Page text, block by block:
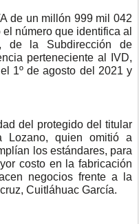
de un millón 999 mil 042
número que identifica al
de la Subdirección de
perteneciente al IVD,
1º de agosto del 2021 y
del protegido del titular
Lozano, quien omitió a
los estándares, para
costo en la fabricación
negocios frente a la
Cuitláhuac García.